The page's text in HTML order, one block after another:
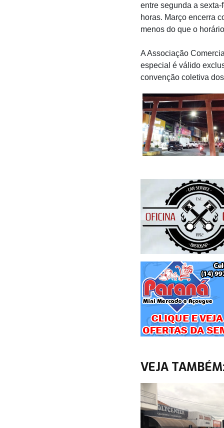
entre segunda a
horas. Março encerra
menos do que o
A Associação
especial é válido
convenção coletiva
VEJA